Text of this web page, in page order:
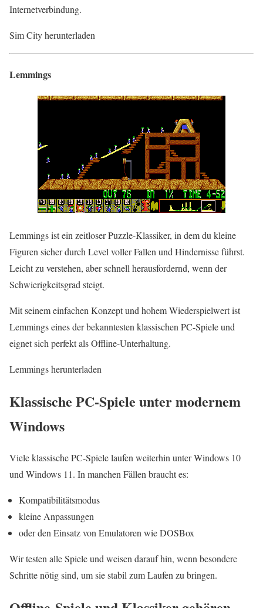
Internetverbindung.
Sim City herunterladen
Lemmings
Lemmings ist ein zeitloser Puzzle-Klassiker, in dem du kleine
Figuren sicher durch Level voller Fallen und Hindernisse führst.
Leicht zu verstehen, aber schnell herausfordernd, wenn der
Schwierigkeitsgrad steigt.
Mit seinem einfachen Konzept und hohem Wiederspielwert ist
Lemmings eines der bekanntesten klassischen PC-Spiele und
eignet sich perfekt als Offline-Unterhaltung.
Lemmings herunterladen
Klassische PC-Spiele unter modernem
Windows
Viele klassische PC-Spiele laufen weiterhin unter Windows 10
und Windows 11. In manchen Fällen braucht es:
Kompatibilitätsmodus
kleine Anpassungen
oder den Einsatz von Emulatoren wie DOSBox
Wir testen alle Spiele und weisen darauf hin, wenn besondere
Schritte nötig sind, um sie stabil zum Laufen zu bringen.